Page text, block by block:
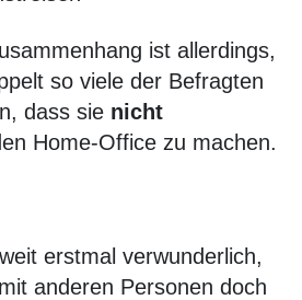
ist allerdings,
so viele der Befragten
dass sie nicht
Home-Office zu machen.
erstmal verwunderlich,
anderen Personen doch